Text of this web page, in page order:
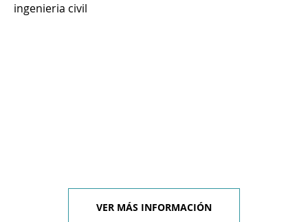
ingenieria civil
VER MÁS INFORMACIÓN